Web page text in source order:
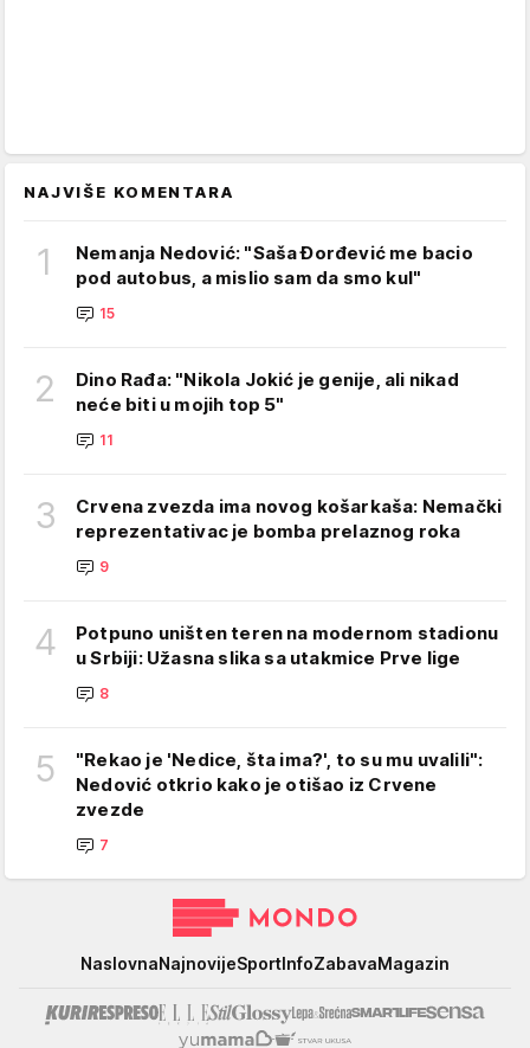
NAJVIŠE KOMENTARA
1
Nemanja Nedović: "Saša Đorđević me bacio
pod autobus, a mislio sam da smo kul"
15
2
Dino Rađa: "Nikola Jokić je genije, ali nikad
neće biti u mojih top 5"
11
3
Crvena zvezda ima novog košarkaša: Nemački
reprezentativac je bomba prelaznog roka
9
4
Potpuno uništen teren na modernom stadionu
u Srbiji: Užasna slika sa utakmice Prve lige
8
5
"Rekao je 'Nedice, šta ima?', to su mu uvalili":
Nedović otkrio kako je otišao iz Crvene
zvezde
7
NaslovnaNajnovijeSportInfoZabavaMagazin